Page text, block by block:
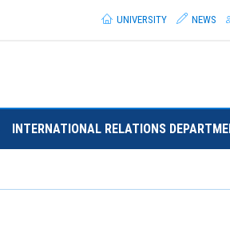
UNIVERSITY
NEWS
INTERNATIONAL RELATIONS